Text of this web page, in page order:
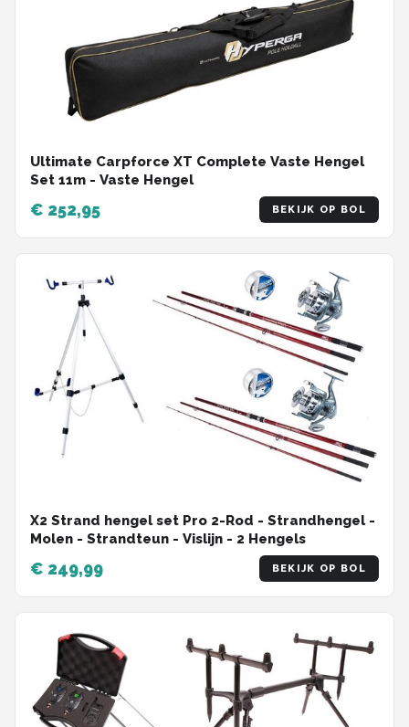
Ultimate Carpforce XT Complete Vaste Hengel
Set 11m - Vaste Hengel
€ 252,95 BEKIJK OP BOL
X2 Strand hengel set Pro 2-Rod - Strandhengel -
Molen - Strandteun - Vislijn - 2 Hengels
€ 249,99 BEKIJK OP BOL